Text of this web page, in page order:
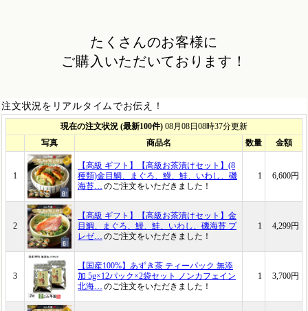
たくさんのお客様に
ご購入いただいております！
注文状況をリアルタイムでお伝え！